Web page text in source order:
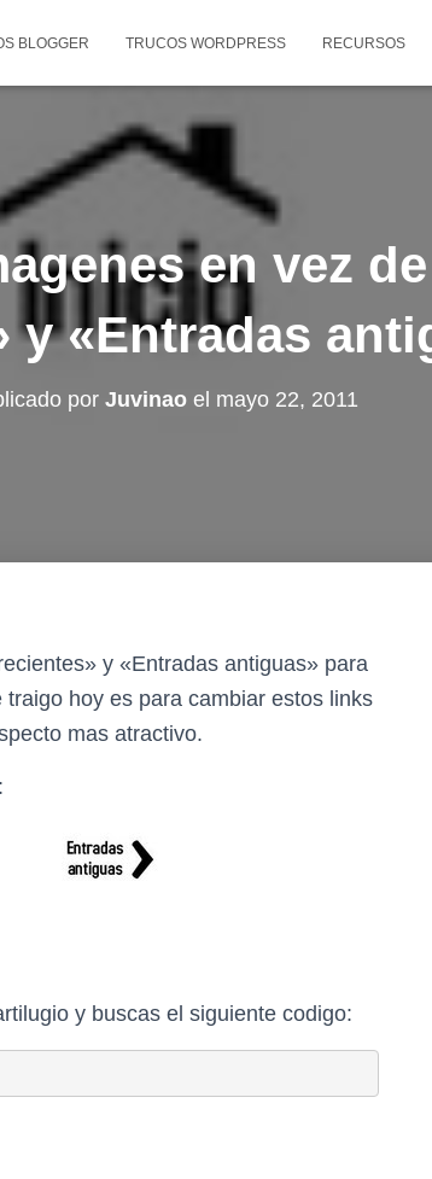
BLOGGER TRUCOS WORDPRESS RECURSOS
en vez
y «Entradas
por Juvinaoel mayo 22, 2011
y «Entradas antiguas» para
hoy es para cambiar estos links
mas atractivo.
y buscas el siguiente codigo: